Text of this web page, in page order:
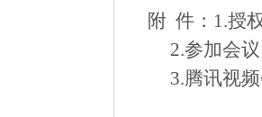
附 件：1.授
2.参加会议
3.腾讯视频